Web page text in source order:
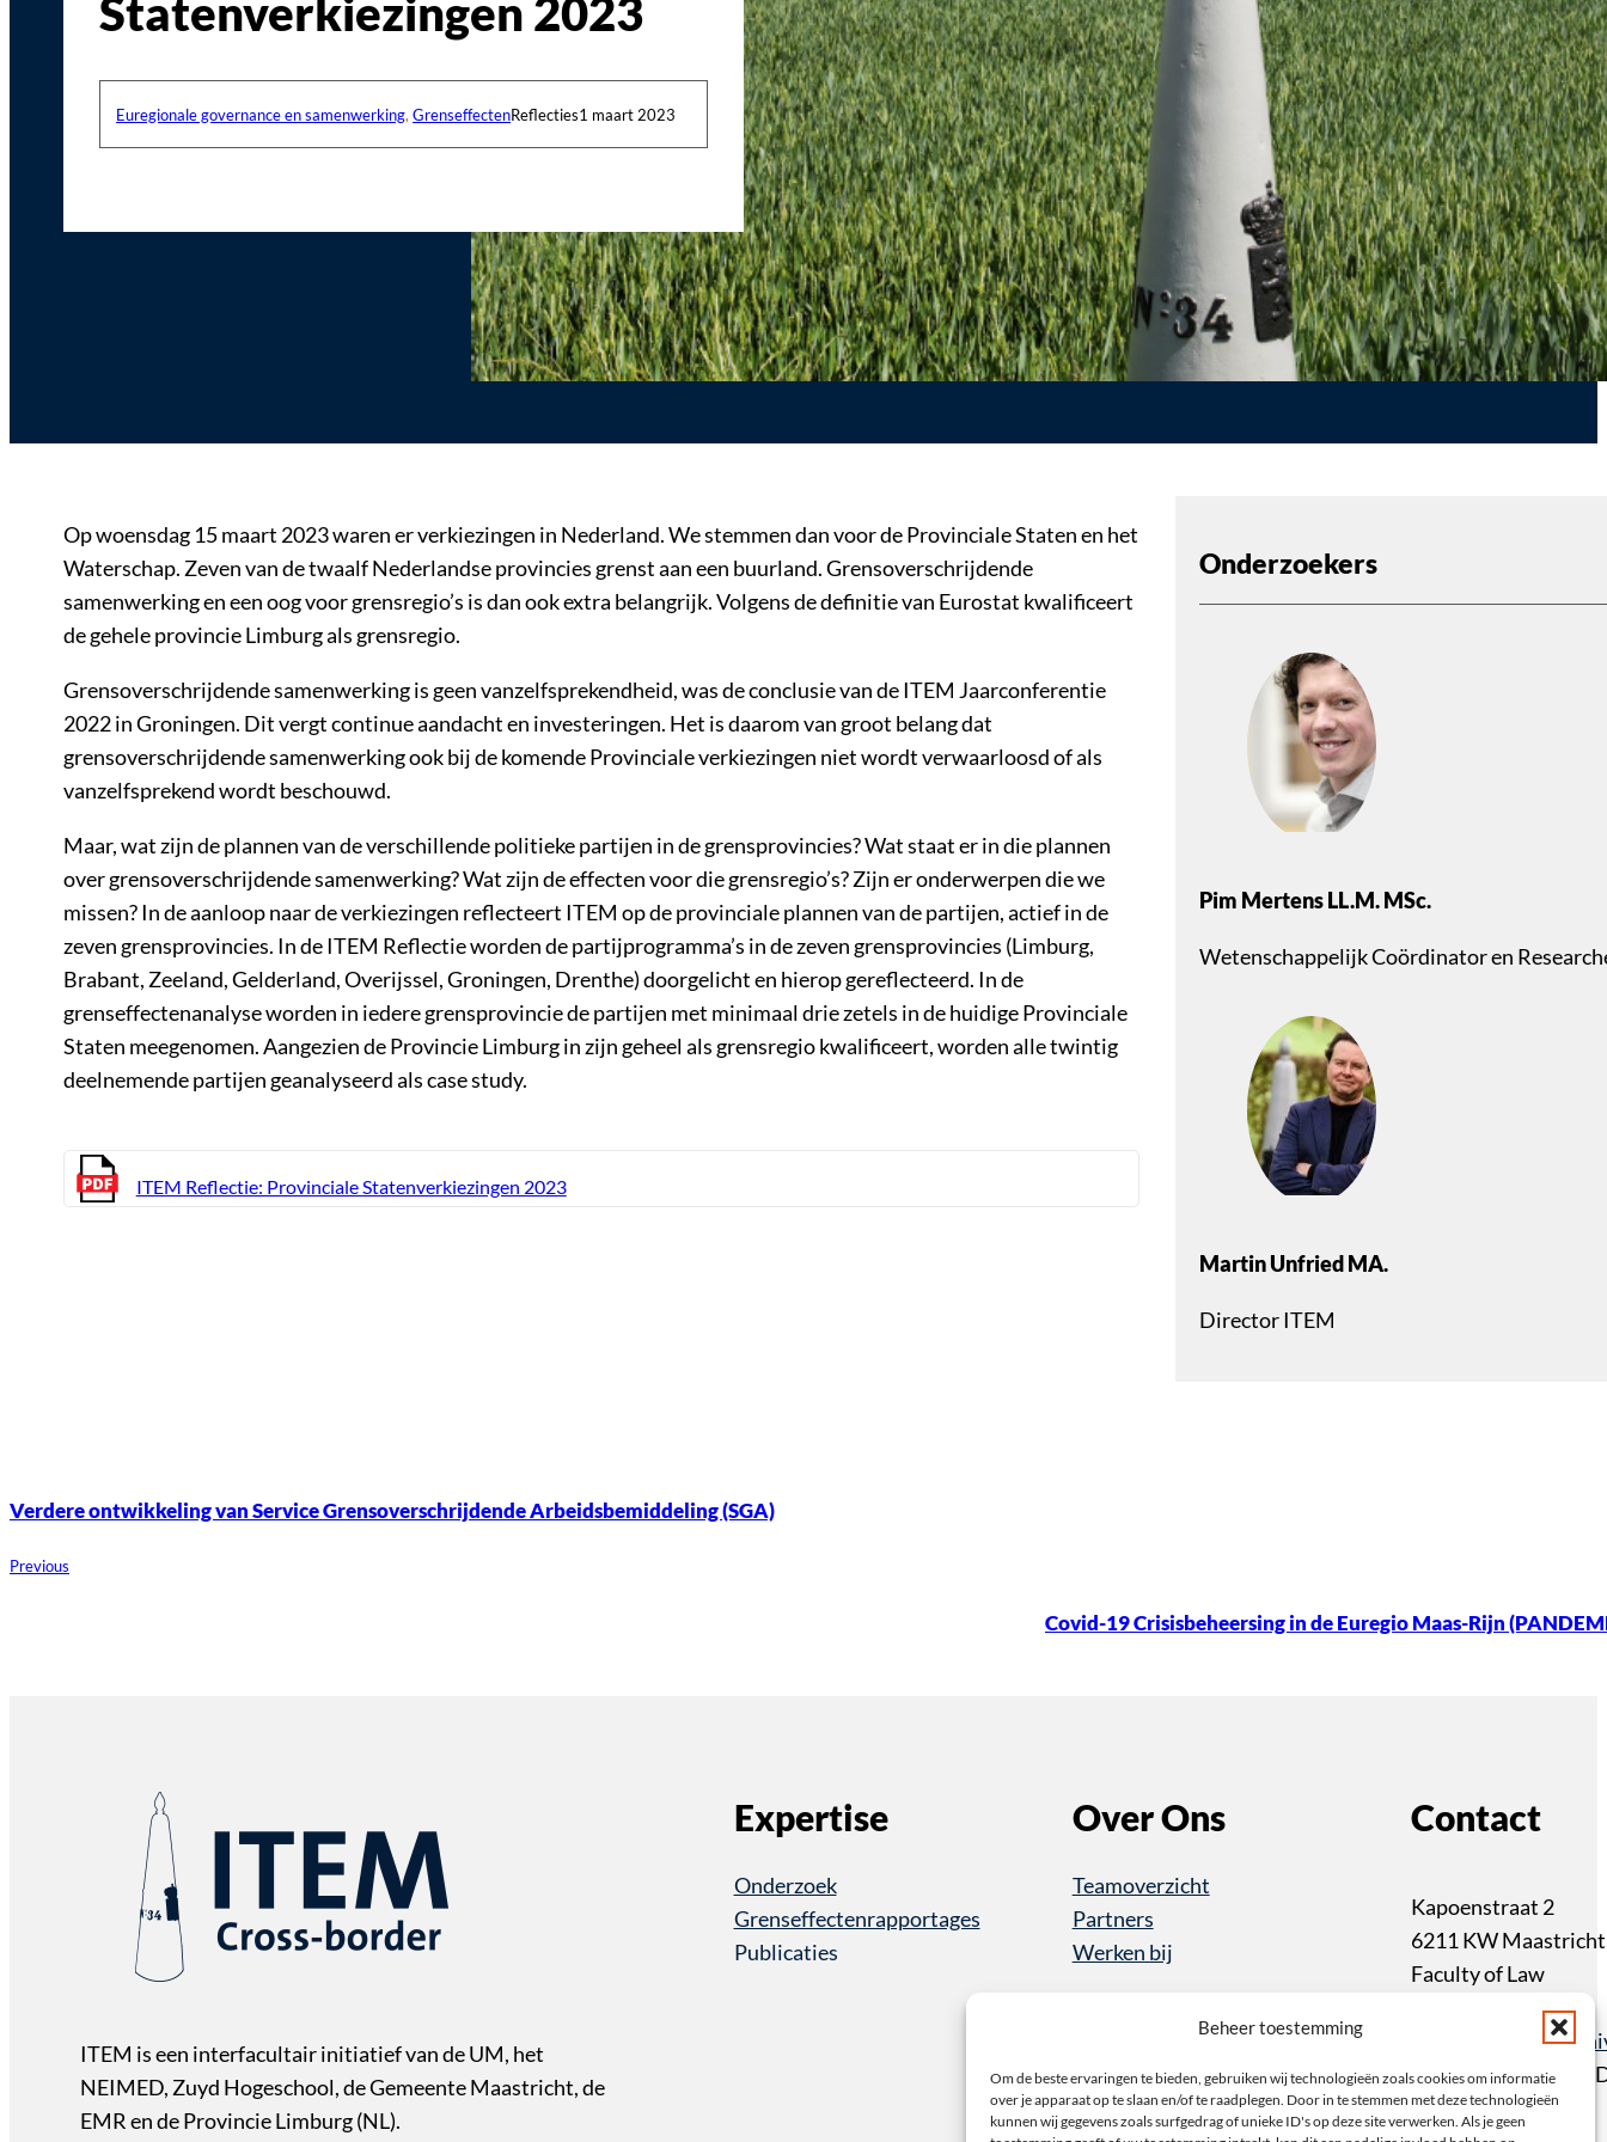
Beheer toestemming
Om de beste ervaringen te bieden, gebruiken wij technologieën zoals cookies om informatie
over je apparaat op te slaan en/of te raadplegen. Door in te stemmen met deze technologieën
kunnen wij gegevens zoals surfgedrag of unieke ID's op deze site verwerken. Als je geen
Statenverkiezingen 2023
Euregionale governance en samenwerking,GrenseffectenReflecties1 maart 2023
Op woensdag 15 maart 2023 waren er verkiezingen in Nederland. We stemmen dan voor de Provinciale Staten en het
Waterschap. Zeven van de twaalf Nederlandse provincies grenst aan een buurland. Grensoverschrijdende
samenwerking en een oog voor grensregio’s is dan ook extra belangrijk. Volgens de definitie van Eurostat kwalificeert
de gehele provincie Limburg als grensregio.
Grensoverschrijdende samenwerking is geen vanzelfsprekendheid, was de conclusie van de ITEM Jaarconferentie
2022 in Groningen. Dit vergt continue aandacht en investeringen. Het is daarom van groot belang dat
grensoverschrijdende samenwerking ook bij de komende Provinciale verkiezingen niet wordt verwaarloosd of als
vanzelfsprekend wordt beschouwd.
Maar, wat zijn de plannen van de verschillende politieke partijen in de grensprovincies? Wat staat er in die plannen
over grensoverschrijdende samenwerking? Wat zijn de effecten voor die grensregio’s? Zijn er onderwerpen die we
missen? In de aanloop naar de verkiezingen reflecteert ITEM op de provinciale plannen van de partijen, actief in de
zeven grensprovincies. In de ITEM Reflectie worden de partijprogramma’s in de zeven grensprovincies (Limburg,
Brabant, Zeeland, Gelderland, Overijssel, Groningen, Drenthe) doorgelicht en hierop gereflecteerd. In de
grenseffectenanalyse worden in iedere grensprovincie de partijen met minimaal drie zetels in de huidige Provinciale
Staten meegenomen. Aangezien de Provincie Limburg in zijn geheel als grensregio kwalificeert, worden alle twintig
deelnemende partijen geanalyseerd als case study.
ITEM Reflectie: Provinciale Statenverkiezingen 2023
Onderzoekers
Pim Mertens LL.M. MSc.
Wetenschappelijk Coördinator en
Martin Unfried MA.
Director ITEM
Previous
Verdere ontwikkeling van Service Grensoverschrijdende Arbeidsbemiddeling (SGA)
Covid-19 Crisisbeheersing in de Euregio Maas-Rijn
ITEM is een interfacultair initiatief van de UM, het
NEIMED, Zuyd Hogeschool, de Gemeente Maastricht, de
EMR en de Provincie Limburg (NL).
Expertise
Onderzoek
Grenseffectenrapportages
Publicaties
Over Ons
Teamoverzicht
Partners
Werken bij
Contact
Kapoenstraat 2
6211 KW Maastricht
Faculty of Law
+31 43 3883233
PO Box 616 6200
Maastricht